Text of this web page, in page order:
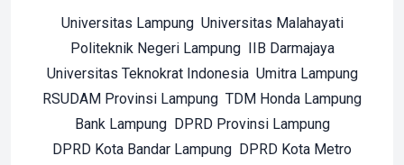
Universitas Lampung Universitas Malahayati
Politeknik Negeri Lampung IIB Darmajaya
Universitas Teknokrat Indonesia Umitra Lampung
RSUDAM Provinsi Lampung TDM Honda Lampung
Bank Lampung DPRD Provinsi Lampung
DPRD Kota Bandar Lampung DPRD Kota Metro